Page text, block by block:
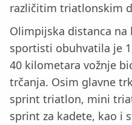
različitim triatlonskim
Olimpijska distanca
sportisti obuhvatila je
40 kilometara vožnje
trčanja. Osim glavne
sprint triatlon, mini
sprint za kadete, kao i